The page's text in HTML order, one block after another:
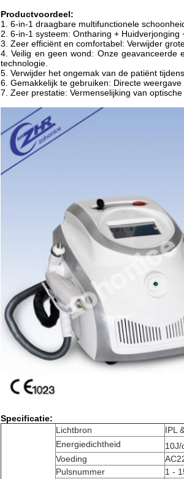
Productvoordeel:
1. 6-in-1 draagbare multifunctionele
2. 6-in-1 systeem: Ontharing +
3. Zeer efficiënt en comfortabel: Verwijder
4. Veilig en geen wond: Onze geavanceerde
technologie.
5. Verwijder het ongemak van de patiënt
6. Gemakkelijk te gebruiken: Directe
7. Zeer prestatie: Vermenselijking van
Specificatie:
Lichtbron
IPL
Energiedichtheid
10J/
Voeding
Pulsnummer
1 -